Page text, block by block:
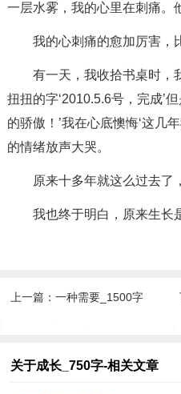
一层水雾，我的心里在刺痛。
我的心刺痛的愈加厉害，
有一天，我收拾书桌时，
扭扭的字‘2010.5.6号，完成’
的骄傲！’我在心底懊悔‘这几
的情绪放声大哭。
原来十多年就这么过去了
我也终于明白，原来生长
上一篇：一种需要_1500字
关于成长_750字-相关文章